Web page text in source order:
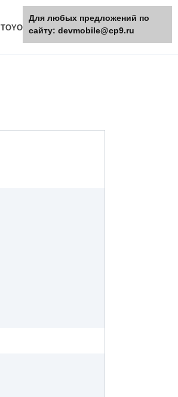
TOYOTA РАЗНОЕ
Для любых предложений по
сайту: devmobile@cp9.ru